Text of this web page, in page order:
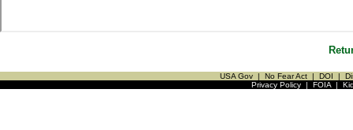
USA Gov | No Fear Act | DOI |
Privacy Policy| FOIA|